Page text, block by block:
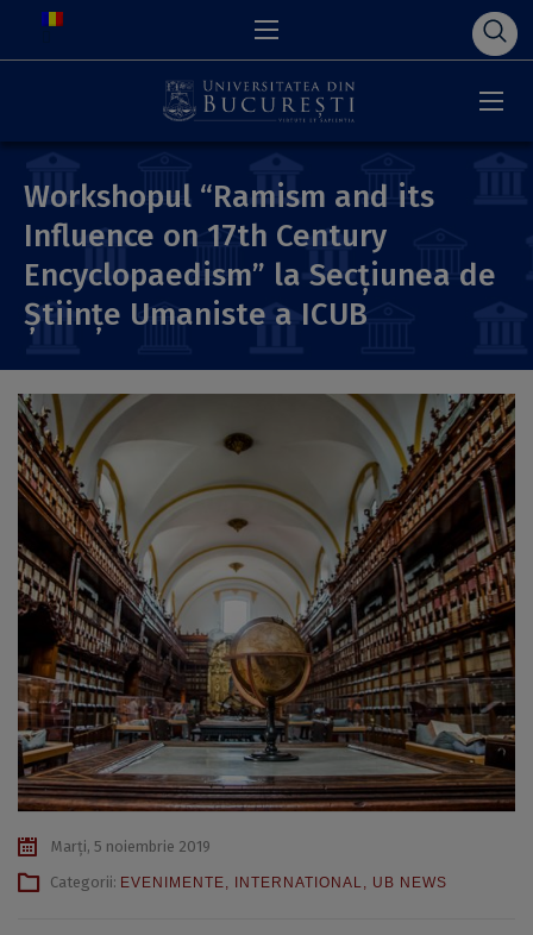
Workshopul “Ramism and its
Influence on 17th Century
Encyclopaedism” la Secțiunea de
Științe Umaniste a ICUB
Marți, 5 noiembrie 2019
Categorii: EVENIMENTE, INTERNATIONAL, UB NEWS